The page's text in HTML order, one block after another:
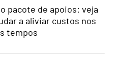
pacote de apoios: veja
a aliviar custos nos
tempos